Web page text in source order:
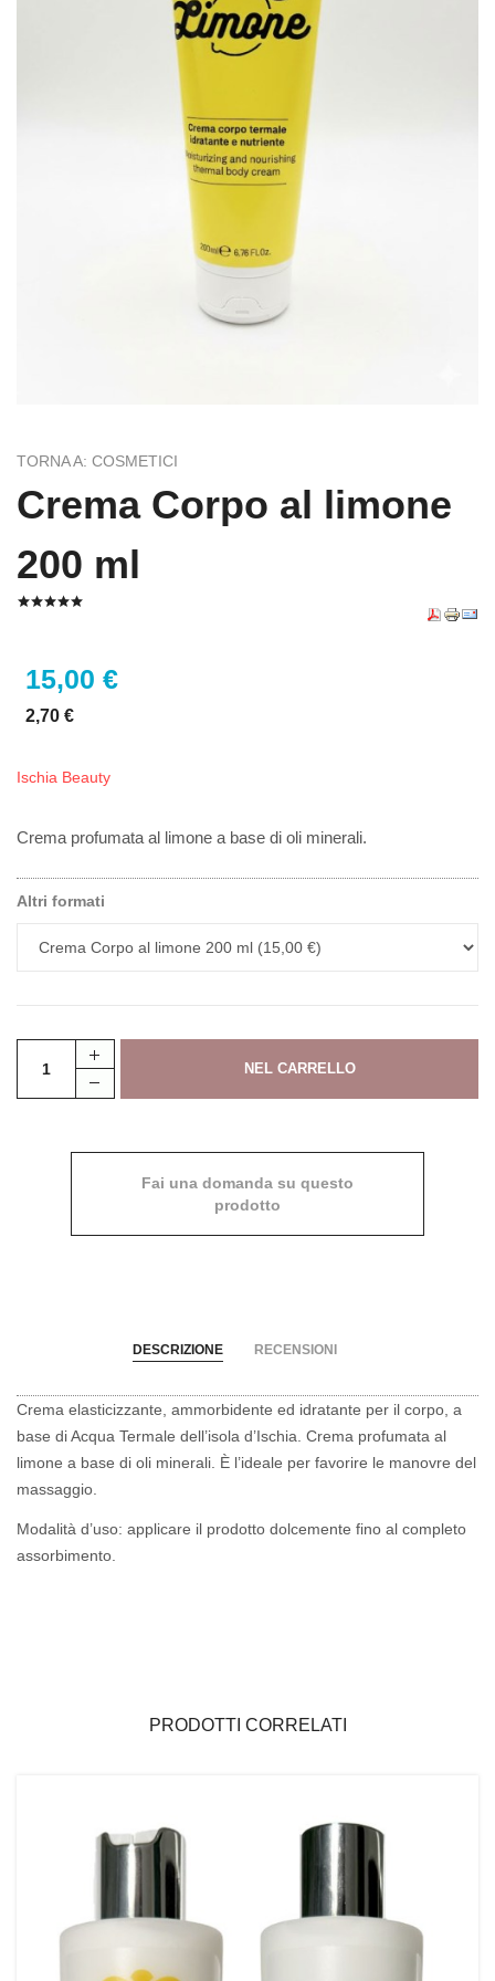
TORNA A: COSMETICI
Crema Corpo al limone
200 ml
15,00 €
2,70 €
Ischia Beauty
Crema profumata al limone a base di oli minerali.
Altri formati
Fai una domanda su questo
prodotto
DESCRIZIONE RECENSIONI
Crema elasticizzante, ammorbidente ed idratante per il corpo, a
base di Acqua Termale dell’isola d’Ischia. Crema profumata al
limone a base di oli minerali. È l’ideale per favorire le manovre del
massaggio.
Modalità d’uso: applicare il prodotto dolcemente fino al completo
assorbimento.
PRODOTTI CORRELATI